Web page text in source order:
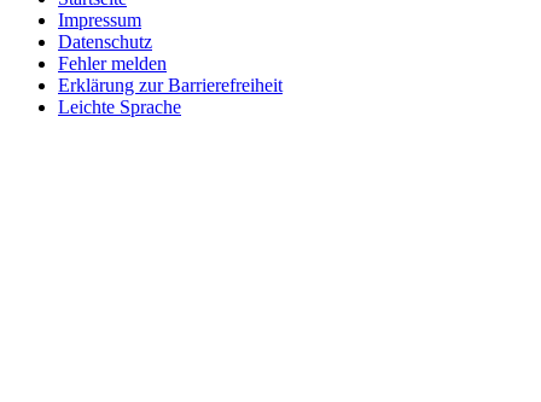
Impressum
Datenschutz
Fehler melden
Erklärung zur Barrierefreiheit
Leichte Sprache